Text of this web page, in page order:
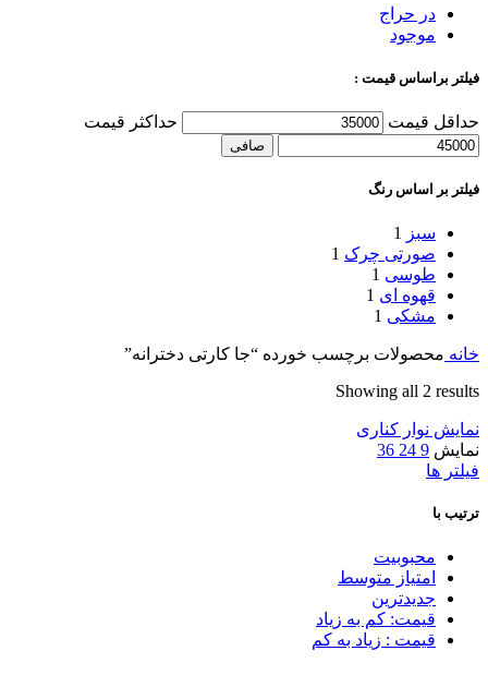
در حراج
موجود
فیلتر براساس قیمت :
حداقل قیمت حداكثر قيمت
صافی
فیلتر بر اساس رنگ
سبز
1
صورتی چرک 1
طوسی 1
قهوه ای 1
مشکی 1
خانه محصولات برچسب خورده “جا کارتی دخترانه”
Showing all 2 results
نمایش نوار کناری
نمایش 9
24
36
فیلتر ها
ترتیب با
محبوبیت
امتیاز متوسط
جدیدترین
قیمت: کم به زیاد
قیمت : زیاد به کم